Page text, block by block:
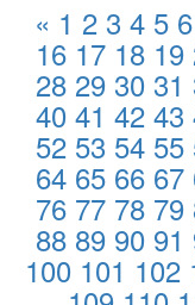
« 1 2 3 4 5 6
16 17 18 19
28 29 30 31
40 41 42 43
52 53 54 55
64 65 66 67
76 77 78 79
88 89 90 91
100 101 102